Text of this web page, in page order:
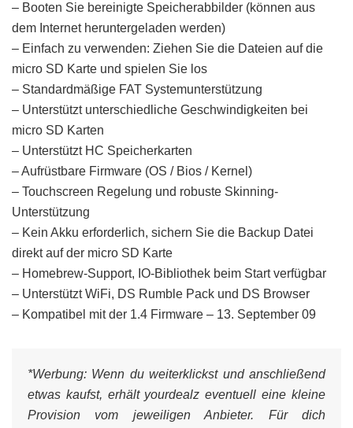
– Booten Sie bereinigte Speicherabbilder (können aus
dem Internet heruntergeladen werden)
– Einfach zu verwenden: Ziehen Sie die Dateien auf die
micro SD Karte und spielen Sie los
– Standardmäßige FAT Systemunterstützung
– Unterstützt unterschiedliche Geschwindigkeiten bei
micro SD Karten
– Unterstützt HC Speicherkarten
– Aufrüstbare Firmware (OS / Bios / Kernel)
– Touchscreen Regelung und robuste Skinning-
Unterstützung
– Kein Akku erforderlich, sichern Sie die Backup Datei
direkt auf der micro SD Karte
– Homebrew-Support, IO-Bibliothek beim Start verfügbar
– Unterstützt WiFi, DS Rumble Pack und DS Browser
– Kompatibel mit der 1.4 Firmware – 13. September 09
*Werbung: Wenn du weiterklickst und anschließend
etwas kaufst, erhält yourdealz eventuell eine kleine
Provision vom jeweiligen Anbieter. Für dich